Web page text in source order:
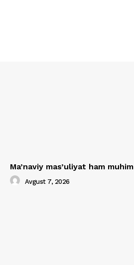
Ma’naviy mas’uliyat ham muhim
Avgust 7, 2026